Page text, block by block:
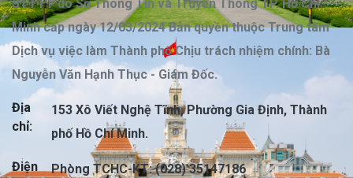
STTTT do Sở Thông Tin và Truyền Thông TP. Hồ Chí
Minh cấp ngày 12/03/2024 Bản quyền thuộc Trung tâm
Dịch vụ việc làm Thành phố Chịu trách nhiệm chính: Bà
Nguyễn Văn Hạnh Thục - Giám Đốc.
Địa
chỉ:
153 Xô Viết Nghệ Tĩnh, Phường Gia Định, Thành
phố Hồ Chí Minh.
Điện
Phòng TCHC-KT: (028) 35147186